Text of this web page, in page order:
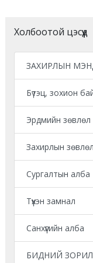
Холбоотой цэсүүд
ЗАХИРЛЫН
Бүтэц, зохион
Эрдмийн зөвлөл
Захирлын зөвлөл
Сургалтын алба
Түүхэн замнал
Санхүүгийн алба
БИДНИЙ